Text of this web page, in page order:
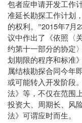
包者应申请开发工作
准延长勘探工作计划
的权利。”2015年7月
议中作出了《依照〈
约第十一部分的协定
划期限的程序和标准
属结核勘探合同今年
或可能转入开发阶段
法》等，不仅在范围
投资大、周期长、风
法》可谓应时而生。